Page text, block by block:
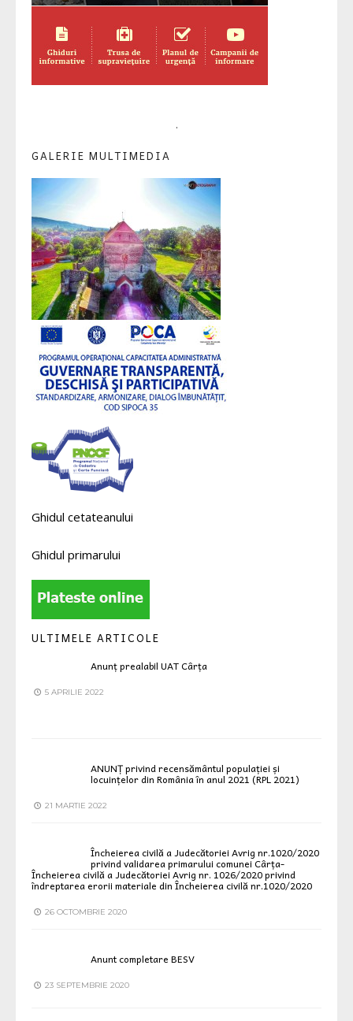
.
GALERIE MULTIMEDIA
Ghidul cetateanului
Ghidul primarului
ULTIMELE ARTICOLE
Anunț prealabil UAT Cârța
5 APRILIE 2022
ANUNȚ privind recensământul populației și
locuințelor din România în anul 2021 (RPL 2021)
21 MARTIE 2022
Încheierea civilă a Judecătoriei Avrig nr.1020/2020
privind validarea primarului comunei Cârța-
Încheierea civilă a Judecătoriei Avrig nr. 1026/2020 privind
îndreptarea erorii materiale din Încheierea civilă nr.1020/2020
26 OCTOMBRIE 2020
Anunt completare BESV
23 SEPTEMBRIE 2020